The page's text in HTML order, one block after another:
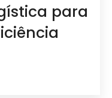
para